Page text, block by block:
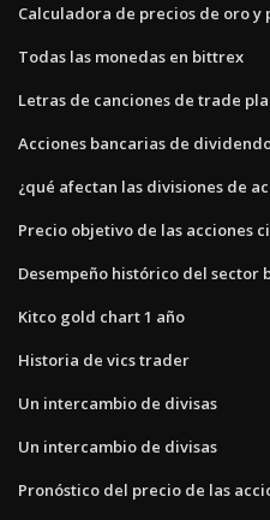
Calculadora de precios de oro y
Todas las monedas en bittrex
Letras de canciones de trade
Acciones bancarias de
¿qué afectan las divisiones de
Precio objetivo de las acciones
Desempeño histórico del sector
Kitco gold chart 1 año
Historia de vics trader
Un intercambio de divisas
Un intercambio de divisas
Pronóstico del precio de las